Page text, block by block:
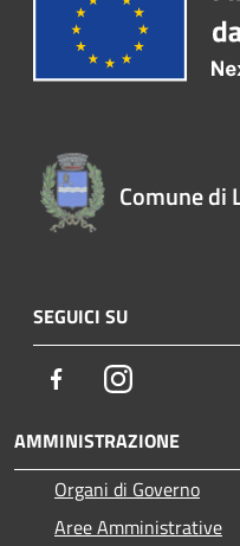
Comune di
SEGUICI SU
FacebookInstagram
AMMINISTRAZIONE
Organi di Governo
Aree Amministrative